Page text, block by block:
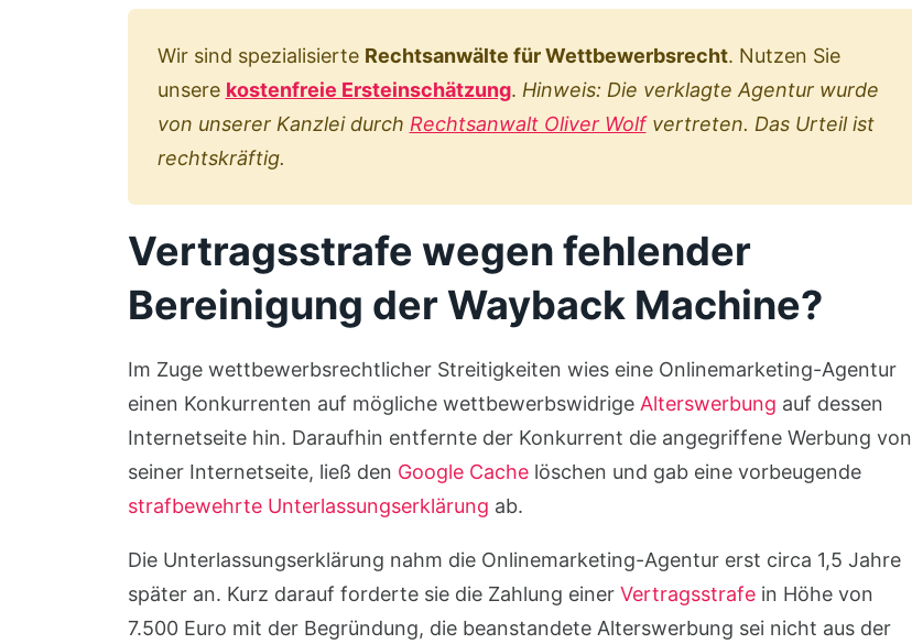
Wir sind spezialisierte Rechtsanwälte für Wettbewerbsrecht. Nutzen Sie
unsere kostenfreie Ersteinschätzung. Hinweis: Die verklagte Agentur wurde
von unserer Kanzlei durch Rechtsanwalt Oliver Wolfvertreten. Das Urteil ist
rechtskräftig.
Vertragsstrafe wegen fehlender
Bereinigung der Wayback Machine?
Im Zuge wettbewerbsrechtlicher Streitigkeiten wies eine Onlinemarketing-Agentur
einen Konkurrenten auf mögliche wettbewerbswidrige Alterswerbung auf dessen
Internetseite hin. Daraufhin entfernte der Konkurrent die angegriffene Werbung von
seiner Internetseite, ließ den Google Cachelöschen und gab eine vorbeugende
strafbewehrte Unterlassungserklärung ab.
Die Unterlassungserklärung nahm die Onlinemarketing-Agentur erst circa 1,5 Jahre
später an. Kurz darauf forderte sie die Zahlung einer Vertragsstrafein Höhe von
7.500 Euro mit der Begründung, die beanstandete Alterswerbung sei nicht aus der